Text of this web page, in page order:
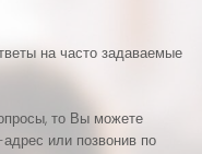
на часто задаваемые
то Вы можете
или позвонив по